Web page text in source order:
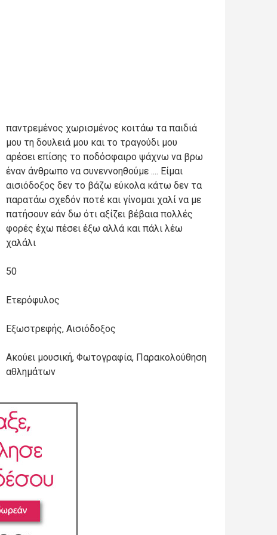
παντρεμένος χωρισμένος κοιτάω τα παιδιά
μου τη δουλειά μου και το τραγούδι μου
αρέσει επίσης το ποδόσφαιρο ψάχνω να βρω
έναν άνθρωπο να συνεννοηθούμε .... Είμαι
αισιόδοξος δεν το βάζω εύκολα κάτω δεν τα
παρατάω σχεδόν ποτέ και γίνομαι χαλί να με
πατήσουν εάν δω ότι αξίζει βέβαια πολλές
φορές έχω πέσει έξω αλλά και πάλι λέω
χαλάλι
50
Ετερόφυλος
Εξωστρεφής, Αισιόδοξος
Ακούει μουσική, Φωτογραφία, Παρακολούθηση
αθλημάτων